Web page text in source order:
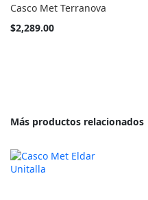
Casco Met Terranova
Tan
$2,289.00
Más productos relacionados